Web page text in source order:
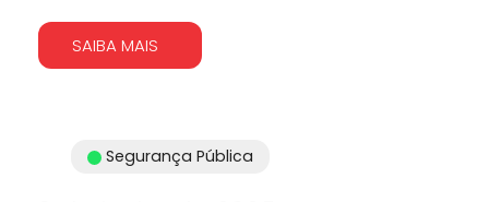
SAIBA MAIS
Segurança Pública